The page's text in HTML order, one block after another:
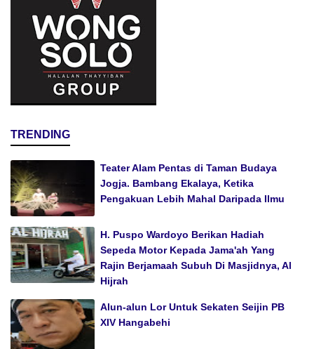
TRENDING
Teater Alam Pentas di Taman Budaya
Jogja. Bambang Ekalaya, Ketika
Pengakuan Lebih Mahal Daripada Ilmu
H. Puspo Wardoyo Berikan Hadiah
Sepeda Motor Kepada Jama'ah Yang
Rajin Berjamaah Subuh Di Masjidnya, Al
Hijrah
Alun-alun Lor Untuk Sekaten Seijin PB
XIV Hangabehi